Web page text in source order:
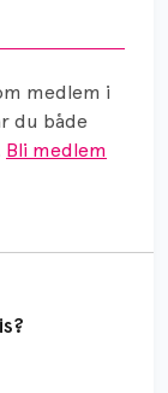
medlem i
du både
Bli medlem